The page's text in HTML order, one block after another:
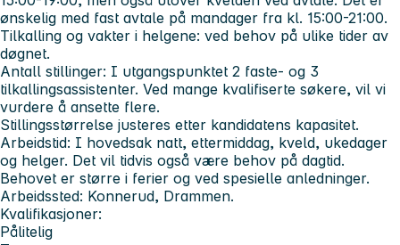
ønskelig med fast avtale på mandager fra kl. 15:00-21:00.
Tilkalling og vakter i helgene: ved behov på ulike tider av
døgnet.
Antall stillinger: I utgangspunktet 2 faste- og 3
tilkallingsassistenter. Ved mange kvalifiserte søkere, vil vi
vurdere å ansette flere.
Stillingsstørrelse justeres etter kandidatens kapasitet.
Arbeidstid: I hovedsak natt, ettermiddag, kveld, ukedager
og helger. Det vil tidvis også være behov på dagtid.
Behovet er større i ferier og ved spesielle anledninger.
Arbeidssted: Konnerud, Drammen.
Kvalifikasjoner:
Pålitelig